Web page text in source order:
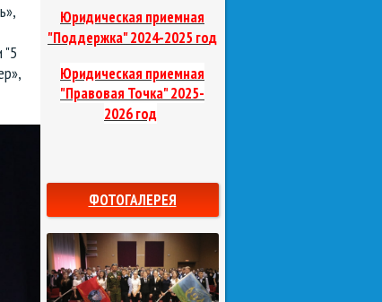
"5
Юридическая приемная
"Поддержка"2024-2025 год
Юридическая приемная
"Правовая Точка"2025-
2026 год
ФОТОГАЛЕРЕЯ